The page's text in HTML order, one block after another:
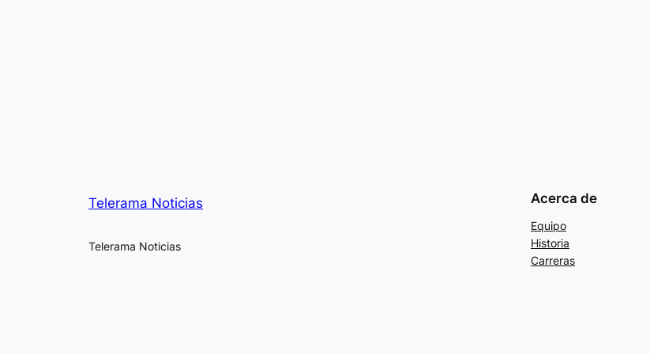
Telerama Noticias
Telerama Noticias
Acerca de
Equipo
Historia
Carreras